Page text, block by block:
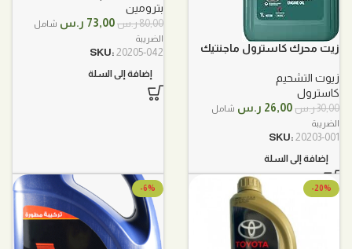
زيت محرك كاسترول ماجنتيك
زيوت التشحيم
كاسترول
30,00ر.س السعر
هو:
26,00 ر.س السعر
شامل
الضريبة
SKU: 20203-001
إضافة إلى السلة
بترومين
80,00ر.س السعر
هو:
73,00 ر.س السعر
شامل
الضريبة
SKU: 20205-042
إضافة إلى السلة
-20%
-6%